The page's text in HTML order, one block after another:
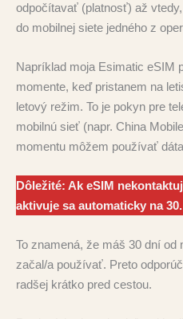
odpočítavať (platnosť) až
do mobilnej siete jedného z
Napríklad moja Esimatic eSIM
momente, keď pristanem na
letový režim. To je pokyn pre
mobilnú sieť (napr. China
momentu môžem používať
Dôležité: Ak eSIM
aktivuje sa automaticky na
To znamená, že máš 30 dní od
začal/a používať. Preto
radšej krátko pred cestou.